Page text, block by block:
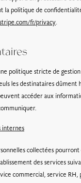
la politique de
fr/privacy.
politique stricte de
les destinataires dûment
accéder aux
internes
collectées
des services
commercial, service RH,